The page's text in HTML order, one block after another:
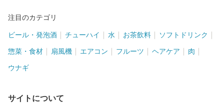
注目のカテゴリ
ビール・発泡酒 チューハイ 水 お茶飲料 ソフトドリンク
惣菜・食材 扇風機 エアコン フルーツ ヘアケア 肉
ウナギ
サイトについて